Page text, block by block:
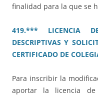
finalidad para la que se
419.*** LICENCIA DE
DESCRIPTIVAS Y
CERTIFICADO DE
Para inscribir la
aportar la licencia de